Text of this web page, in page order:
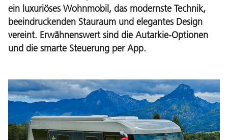
ein luxuriöses Wohnmobil, das modernste Technik,
beeindruckenden Stauraum und elegantes Design
vereint. Erwähnenswert sind die Autarkie-Optionen
und die smarte Steuerung per App.